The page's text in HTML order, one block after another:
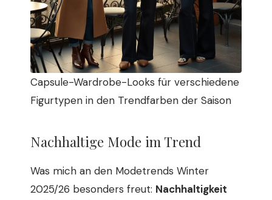
Capsule-Wardrobe-Looks für verschiedene
Figurtypen in den Trendfarben der Saison
Nachhaltige Mode im Trend
Was mich an den Modetrends Winter
2025/26 besonders freut: Nachhaltigkeit